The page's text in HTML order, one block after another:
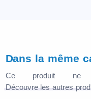
Dans la même
Ce produit ne
Découvre les autres